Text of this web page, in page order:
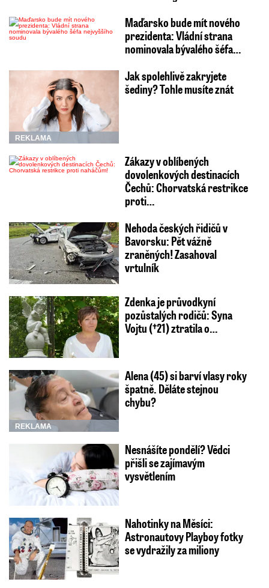
Maďarsko bude mít nového
prezidenta: Vládní strana
nominovala bývalého šéfa…
REKLAMA
Jak spolehlivě zakryjete
šediny? Tohle musíte znát
Zákazy v oblíbených
dovolenkových destinacích
Čechů: Chorvatská restrikce
proti…
Nehoda českých řidičů v
Bavorsku: Pět vážně
zraněných! Zasahoval
vrtulník
Zdenka je průvodkyní
pozůstalých rodičů: Syna
Vojtu (†21) ztratila o…
REKLAMA
Alena (45) si barví vlasy roky
špatně. Děláte stejnou
chybu?
Nesnášíte pondělí? Vědci
přišli se zajímavým
vysvětlením
Nahotinky na Měsíci:
Astronautovy Playboy fotky
se vydražily za miliony